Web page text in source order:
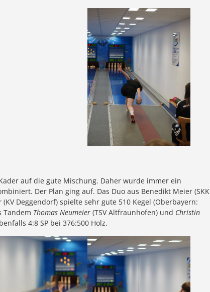
auf die gute Mischung. Daher wurde immer ein
Der Plan ging auf. Das Duo aus Benedikt Meier (SKK
(KV Deggendorf) spielte sehr gute 510 Kegel (Oberbayern:
Tandem Thomas Neumeier (TSV Altfraunhofen) und Christin
4:8 SP bei 376:500 Holz.